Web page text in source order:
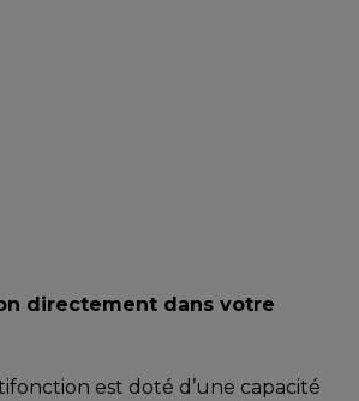
directement dans votre
est doté d’une capacité